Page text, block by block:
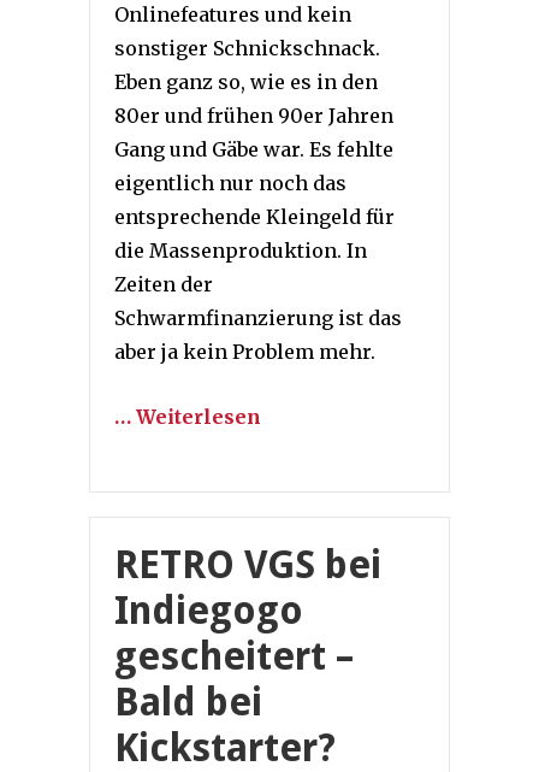
Onlinefeatures und kein
sonstiger Schnickschnack.
Eben ganz so, wie es in den
80er und frühen 90er Jahren
Gang und Gäbe war. Es fehlte
eigentlich nur noch das
entsprechende Kleingeld für
die Massenproduktion. In
Zeiten der
Schwarmfinanzierung ist das
aber ja kein Problem mehr.
… Weiterlesen
RETRO VGS bei
Indiegogo
gescheitert –
Bald bei
Kickstarter?